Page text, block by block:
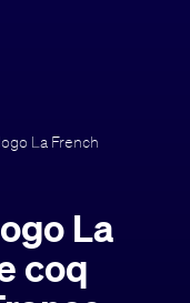
La French
La
coq